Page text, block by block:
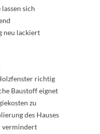
sich
neu lackiert
richtig
Baustoff eignet
zu
des Hauses
vermindert